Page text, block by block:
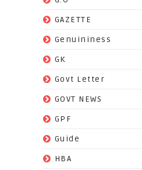
GAZETTE
Genuininess
GK
Govt Letter
GOVT NEWS
GPF
Guide
HBA